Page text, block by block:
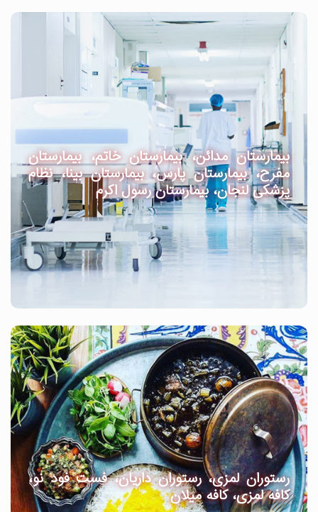
بیمارستان مدائن، بیمارستان خاتم، بیمارستان
مفرح، بیمارستان پارس، بیمارستان بینا، نظام
پزشکی لنجان، بیمارستان رسول اکرم
رستوران لمزی، رستوران داریان، فست فود نو،
کافه لمزی، کافه میلان